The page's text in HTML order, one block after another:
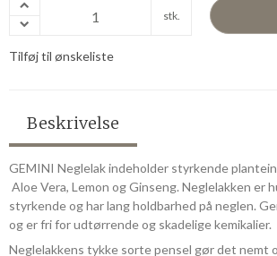
stk.
Tilføj til ønskeliste
Beskrivelse
GEMINI Neglelak indeholder styrkende
Aloe Vera, Lemon og Ginseng. Neglelakken er
styrkende og har lang holdbarhed på neglen.
og er fri for udtørrende og skadelige kemikalier.
Neglelakkens tykke sorte pensel gør det nemt